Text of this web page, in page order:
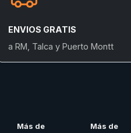
ENVIOS GRATIS
a RM, Talca y Puerto Montt
Más de Más de